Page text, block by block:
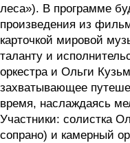
леса»). В программе
произведения из
карточкой мировой
таланту и
оркестра и Ольги
захватывающее
время, наслаждаясь
Участники: солистка
сопрано) и камерный